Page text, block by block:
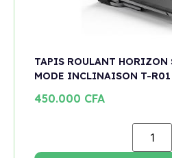
TAPIS ROULANT HORIZON
MODE INCLINAISON T-R01
450.000 CFA